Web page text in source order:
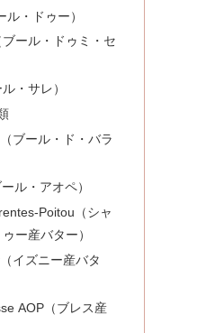
・ドゥー）
ール・ドゥミ・セ
・サレ）
ブール・ド・バラ
ル・アオペ）
Poitou（シャ
ー産バター）
イズニー産バタ
AOP（ブレス産